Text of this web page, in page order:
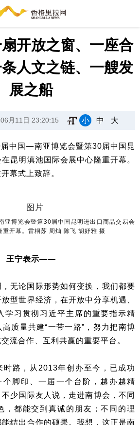
开放之窗、一座合
人文之链、一艘发
展之船
月11日 23:20:15 小 中 大
中国—南亚博览会暨第30届中国昆
昆明滇池国际会展中心隆重开幕。
幕式上致辞。
博览会暨第30届中国昆明进出口商品交易会
开幕。 雷桐苏 周灿 陈飞 胡妤雅 摄
王宁表示——
无论国际形势如何变换，我们都要
型世界经济，在开放中分享机遇、
学习贯彻习近平主席的重要指示精
质量共建“一带一路”，努力把南博
流合作、互利共赢的重要平台。
时路，从2013年创办至今，已成功
脚印、一届一个台阶，越办越精
少国际友人说，走进南博会，不同
，都能交到真诚的朋友；不同的理
结出合作的硕果。我想，这正是南